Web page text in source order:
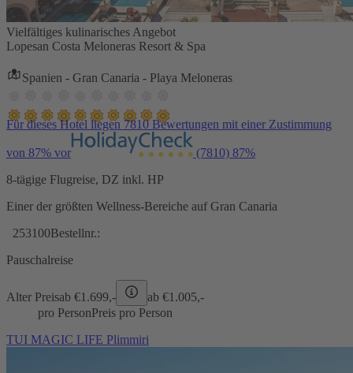
Vielfältiges kulinarisches Angebot
Lopesan Costa Meloneras Resort & Spa
Spanien - Gran Canaria - Playa Meloneras
Für dieses Hotel liegen 7810 Bewertungen mit einer Zustimmung
von 87% vor (7810) 87%
8-tägige Flugreise, DZ inkl. HP
Einer der größten Wellness-Bereiche auf Gran Canaria
253100Bestellnr.:
Pauschalreise
Alter Preisab €1.699,- ab €1.005,-
pro PersonPreis pro Person
TUI MAGIC LIFE Plimmiri